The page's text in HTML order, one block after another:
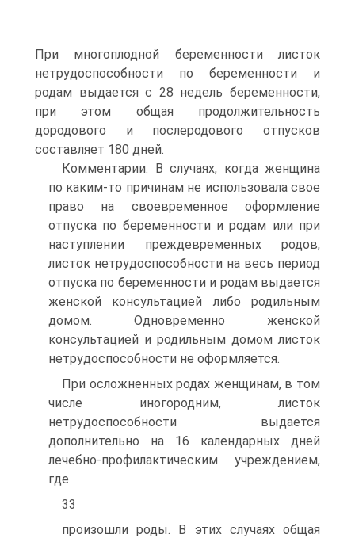
При многоплодной беременности листок
нетрудоспособности по беременности и
родам выдается с 28 недель беременности,
при этом общая продолжительность
дородового и послеродового отпусков
составляет 180 дней.
Комментарии. В случаях, когда женщина
по каким-то причинам не использовала свое
право на своевременное оформление
отпуска по беременности и родам или при
наступлении преждевременных родов,
листок нетрудоспособности на весь период
отпуска по беременности и родам выдается
женской консультацией либо родильным
домом. Одновременно женской
консультацией и родильным домом листок
нетрудоспособности не оформляется.
При осложненных родах женщинам, в том
числе иногородним, листок
нетрудоспособности выдается
дополнительно на 16 календарных дней
лечебно-профилактическим учреждением,
где
33
произошли роды. В этих случаях общая